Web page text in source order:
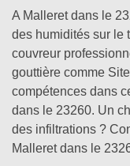
A Malleret dans le
des humidités sur le
couvreur
gouttière comme
compétences dans
dans le 23260. Un
des infiltrations ?
Malleret dans le